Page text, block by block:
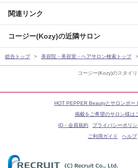
コージー(Kozy)のスタイリ
関連リンク
コージー(Kozy)の近隣サロン
総合トップ 美容院・美容室・ヘアサロン検索トップ
HOT PEPPER Beautyとサロンボー
掲載をご希望のサロン様は
ID・会員規約
プライバシーポリシ
ご利用ガイド
ヘルプ